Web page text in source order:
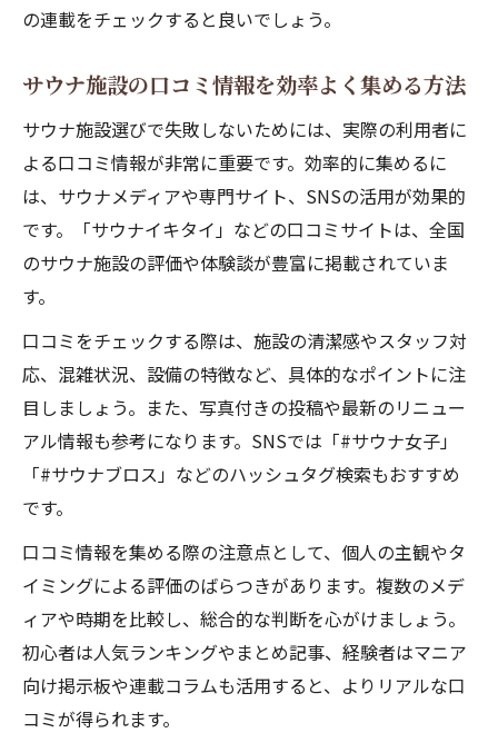
の連載をチェックすると良いでしょう。
サウナ施設の口コミ情報を効率よく集める方法
サウナ施設選びで失敗しないためには、実際の利用者に
よる口コミ情報が非常に重要です。効率的に集めるに
は、サウナメディアや専門サイト、SNSの活用が効果的
です。「サウナイキタイ」などの口コミサイトは、全国
のサウナ施設の評価や体験談が豊富に掲載されていま
す。
口コミをチェックする際は、施設の清潔感やスタッフ対
応、混雑状況、設備の特徴など、具体的なポイントに注
目しましょう。また、写真付きの投稿や最新のリニュー
アル情報も参考になります。SNSでは「#サウナ女子」
「#サウナブロス」などのハッシュタグ検索もおすすめ
です。
口コミ情報を集める際の注意点として、個人の主観やタ
イミングによる評価のばらつきがあります。複数のメデ
ィアや時期を比較し、総合的な判断を心がけましょう。
初心者は人気ランキングやまとめ記事、経験者はマニア
向け掲示板や連載コラムも活用すると、よりリアルな口
コミが得られます。